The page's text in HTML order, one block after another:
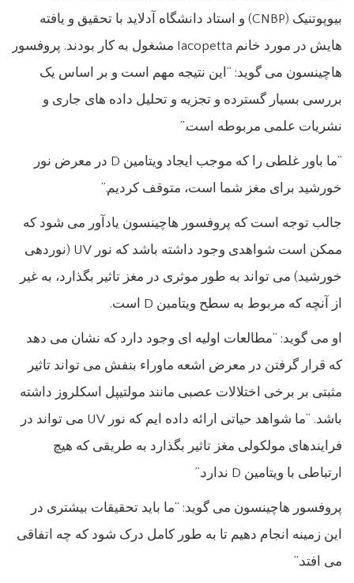
بیوپوتنیک (CNBP) و استاد دانشگاه آدلاید با تحقیق و یافته
هایش در مورد خانم Iacopetta مشغول به کار بودند. پروفسور
هاچینسون می گوید: “این نتیجه مهم است و بر اساس یک
بررسی بسیار گسترده و تجزیه و تحلیل داده های جاری و
نشریات علمی مربوطه است.”
“ما باور غلطی را که موجب ایجاد ویتامین D در معرض نور
خورشید برای مغز شما است، متوقف کردیم.”
جالب توجه است که پروفسور هاچینسون یادآور می شود که
ممکن است شواهدی وجود داشته باشد که نور UV (نوردهی
خورشید) می تواند به طور موثری در مغز تاثیر بگذارد، به غیر
از آنچه که مربوط به سطح ویتامین D است.
او می گوید: “مطالعات اولیه ای وجود دارد که نشان می دهد
که قرار گرفتن در معرض اشعه ماوراء بنفش می تواند تاثیر
مثبتی بر برخی اختلالات عصبی مانند مولتیپل اسکلروز داشته
باشد. “ما شواهد حیاتی ارائه داده ایم که نور UV می تواند در
فرایندهای مولکولی مغز تاثیر بگذارد به طریقی که هیچ
ارتباطی با ویتامین D ندارد.”
پروفسور هاچینسون می گوید: “ما باید تحقیقات بیشتری در
این زمینه انجام دهیم تا به طور کامل درک شود که چه اتفاقی
می افتد.”